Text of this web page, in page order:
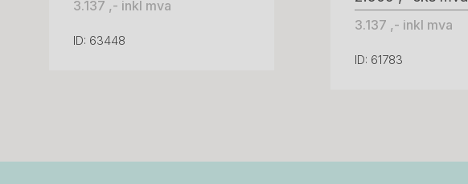
3.137 ,- inkl mva
ID: 63448
3.137 ,- inkl mva
ID: 61783